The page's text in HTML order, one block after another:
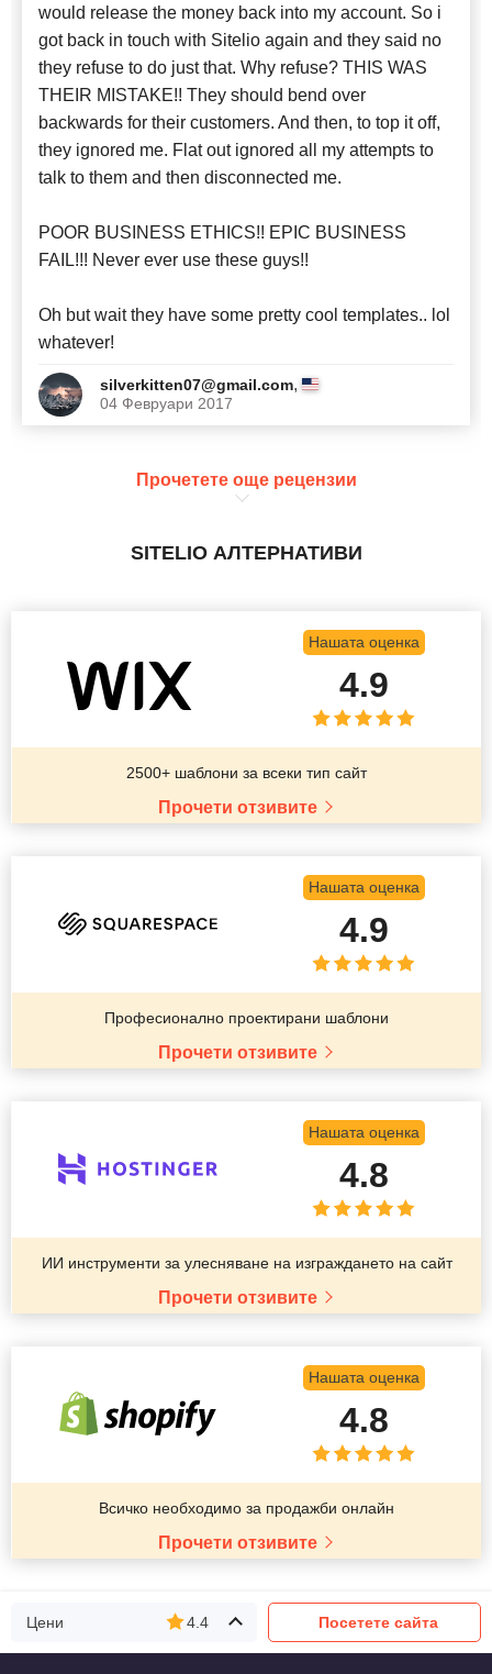
would release the money back into my account. So i
got back in touch with Sitelio again and they said no
they refuse to do just that. Why refuse? THIS WAS
THEIR MISTAKE!! They should bend over
backwards for their customers. And then, to top it off,
they ignored me. Flat out ignored all my attempts to
talk to them and then disconnected me.
POOR BUSINESS ETHICS!! EPIC BUSINESS
FAIL!!! Never ever use these guys!!
Oh but wait they have some pretty cool templates.. lol
whatever!
silverkitten07@gmail.com,
04 Февруари 2017
Прочетете още рецензии
SITELIO АЛТЕРНАТИВИ
Нашата оценка
4.9
2500+ шаблони за всеки тип сайт
Прочети отзивите
Нашата оценка
4.9
Професионално проектирани шаблони
Прочети отзивите
Нашата оценка
4.8
ИИ инструменти за улесняване на изграждането на сайт
Прочети отзивите
Нашата оценка
4.8
Всичко необходимо за продажби онлайн
Прочети отзивите
Цени 4.4 Посетете сайта